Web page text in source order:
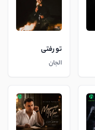
تو رفتی
الجان